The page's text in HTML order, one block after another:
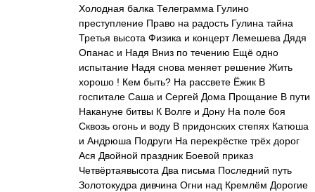
Холодная балка Телеграмма Гулино
преступление Право на радость Гулина тайна
Третья высота Физика и концерт Лемешева Дядя
Опанас и Надя Вниз по течению Ещё одно
испытание Надя снова меняет решение Жить
хорошо ! Кем быть? На рассвете Ёжик В
госпитале Саша и Сергей Дома Прощание В пути
Накануне битвы К Волге и Дону На поле боя
Сквозь огонь и воду В придонских степях Катюша
и Андрюша Подруги На перекрёстке трёх дорог
Ася Двойной праздник Боевой приказ
Четвёртаявысота Два письма Последний путь
Золотокудра дивчина Огни над Кремлём Дорогие